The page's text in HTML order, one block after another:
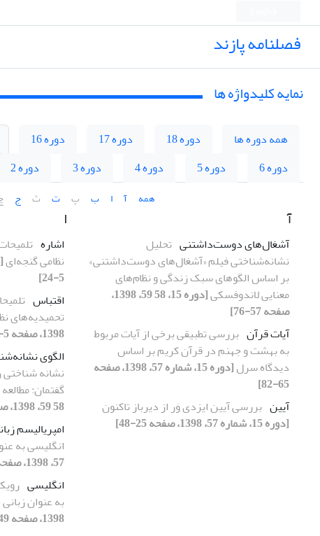
فصلنامه پازند
نمایه کلیدواژه ها
همه دوره ها دوره 18 دوره 17 دوره 16
دوره 6
دوره 5 دوره 4 دوره 3 دوره 2
همه آ ا ب پ ت ث ج
آ
آشغال‌های دوست‌داشتنی تحلیل
نشانه‌شناختی فیلم «آشغال‌های دوست‌داشتنی»
بر اساس الگوهای سبک زندگی و نظام‌های
معنایی لاندوفسکی
[دوره 15، 58 59، 1398،
صفحه 57-76]
آیات قرآن بررسی تطبیقی برخی از آیات مربوط
به بهشت و جهنم در قرآن کریم بر اساس
دیدگاه سرل
[دوره 15، شماره 57، 1398، صفحه
65-82]
آیین بررسی آیین ایزدی وَر از دیرباز تاکنون
[دوره 15، شماره 57، 1398، صفحه 25-48]
ا
اشاره
نظامی گنجه‌ای
5-24]
اقتباس
تحمیدیه‌های
1398، صفحه 5-24]
الگوی
نشانه شناختی
گفتمان:
58 59، 1398، صفحه 77-100]
امپریالیسم
انگلیسی به
57، 1398، صفحه 49-64]
انگلیسی
به عنوان
1398، صفحه 49-64]